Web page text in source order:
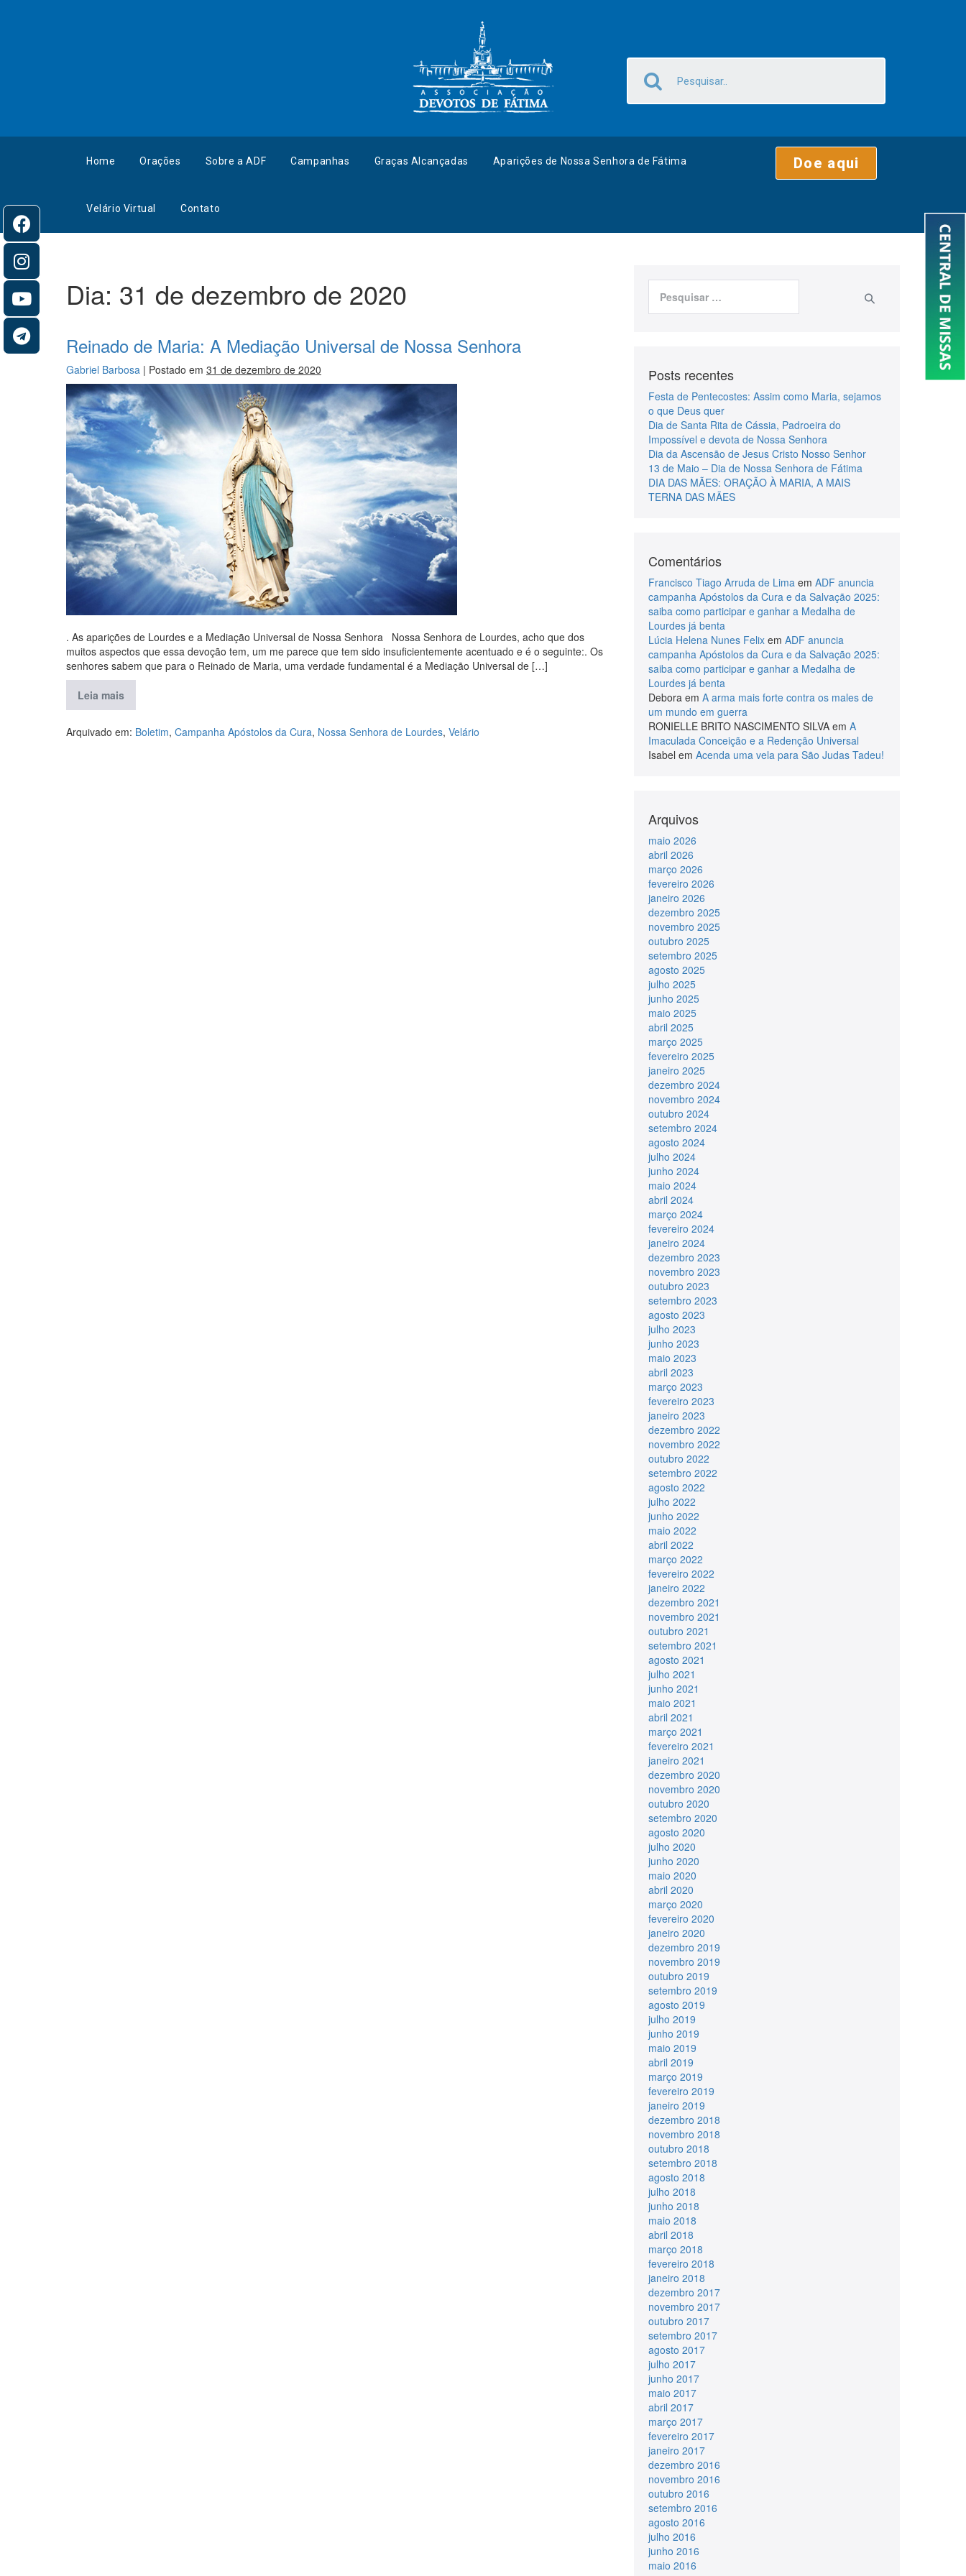
Home Orações Sobre a ADF Campanhas Graças Alcançadas Aparições de Nossa Senhora de Fátima
Velário Virtual Contato
Doe aqui
Dia: 31 de dezembro de 2020
Reinado de Maria: A Mediação Universal de Nossa Senhora
Gabriel Barbosa | Postado em 31 de dezembro de 2020
. As aparições de Lourdes e a Mediação Universal de Nossa Senhora Nossa Senhora de Lourdes, acho que dos
muitos aspectos que essa devoção tem, um me parece que tem sido insuficientemente acentuado e é o seguinte:. Os
senhores sabem que para o Reinado de Maria, uma verdade fundamental é a Mediação Universal de […]
Leia mais
Arquivado em: Boletim, Campanha Apóstolos da Cura, Nossa Senhora de Lourdes, Velário
Posts recentes
Festa de Pentecostes: Assim como Maria, sejamos
o que Deus quer
Dia de Santa Rita de Cássia, Padroeira do
Impossível e devota de Nossa Senhora
Dia da Ascensão de Jesus Cristo Nosso Senhor
13 de Maio – Dia de Nossa Senhora de Fátima
DIA DAS MÃES: ORAÇÃO À MARIA, A MAIS
TERNA DAS MÃES
Comentários
Francisco Tiago Arruda de Limaem ADF anuncia
campanha Apóstolos da Cura e da Salvação 2025:
saiba como participar e ganhar a Medalha de
Lourdes já benta
Lúcia Helena Nunes Felixem ADF anuncia
campanha Apóstolos da Cura e da Salvação 2025:
saiba como participar e ganhar a Medalha de
Lourdes já benta
Deboraem A arma mais forte contra os males de
um mundo em guerra
RONIELLE BRITO NASCIMENTO SILVAem A
Imaculada Conceição e a Redenção Universal
Isabel em Acenda uma vela para São Judas Tadeu!
Arquivos
maio 2026
abril 2026
março 2026
fevereiro 2026
janeiro 2026
dezembro 2025
novembro 2025
outubro 2025
setembro 2025
agosto 2025
julho 2025
junho 2025
maio 2025
abril 2025
março 2025
fevereiro 2025
janeiro 2025
dezembro 2024
novembro 2024
outubro 2024
setembro 2024
agosto 2024
julho 2024
junho 2024
maio 2024
abril 2024
março 2024
fevereiro 2024
janeiro 2024
dezembro 2023
novembro 2023
outubro 2023
setembro 2023
agosto 2023
julho 2023
junho 2023
maio 2023
abril 2023
março 2023
fevereiro 2023
janeiro 2023
dezembro 2022
novembro 2022
outubro 2022
setembro 2022
agosto 2022
julho 2022
junho 2022
maio 2022
abril 2022
março 2022
fevereiro 2022
janeiro 2022
dezembro 2021
novembro 2021
outubro 2021
setembro 2021
agosto 2021
julho 2021
junho 2021
maio 2021
abril 2021
março 2021
fevereiro 2021
janeiro 2021
dezembro 2020
novembro 2020
outubro 2020
setembro 2020
agosto 2020
julho 2020
junho 2020
maio 2020
abril 2020
março 2020
fevereiro 2020
janeiro 2020
dezembro 2019
novembro 2019
outubro 2019
setembro 2019
agosto 2019
julho 2019
junho 2019
maio 2019
abril 2019
março 2019
fevereiro 2019
janeiro 2019
dezembro 2018
novembro 2018
outubro 2018
setembro 2018
agosto 2018
julho 2018
junho 2018
maio 2018
abril 2018
março 2018
fevereiro 2018
janeiro 2018
dezembro 2017
novembro 2017
outubro 2017
setembro 2017
agosto 2017
julho 2017
junho 2017
maio 2017
abril 2017
março 2017
fevereiro 2017
janeiro 2017
dezembro 2016
novembro 2016
outubro 2016
setembro 2016
agosto 2016
julho 2016
junho 2016
maio 2016